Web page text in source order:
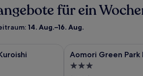
für ein
14. Aug.–16. Aug.
Bildergalerie
für
Aomori
Aomori Green Park
3.0-